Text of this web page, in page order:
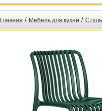
Главная / Мебель для кухни /